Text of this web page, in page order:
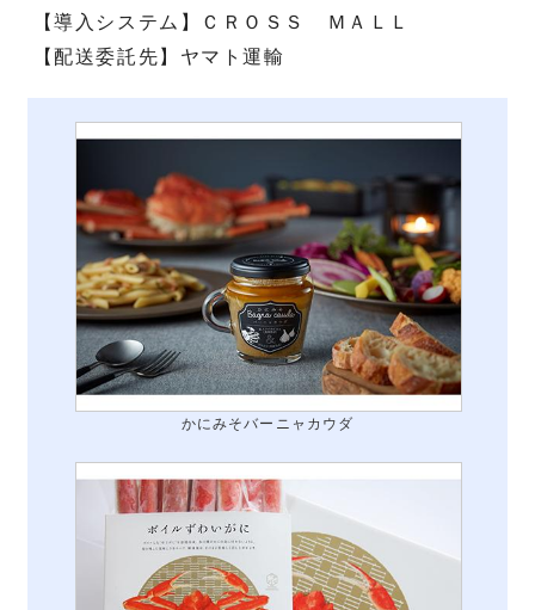
【導入システム】ＣＲＯＳＳ ＭＡＬＬ
【配送委託先】ヤマト運輸
かにみそバーニャカウダ